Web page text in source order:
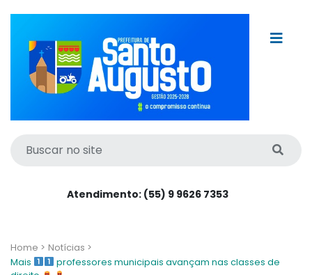
Atendimento: (55) 9 9626 7353
Home > Notícias >
Mais
professores municipais avançam nas classes de